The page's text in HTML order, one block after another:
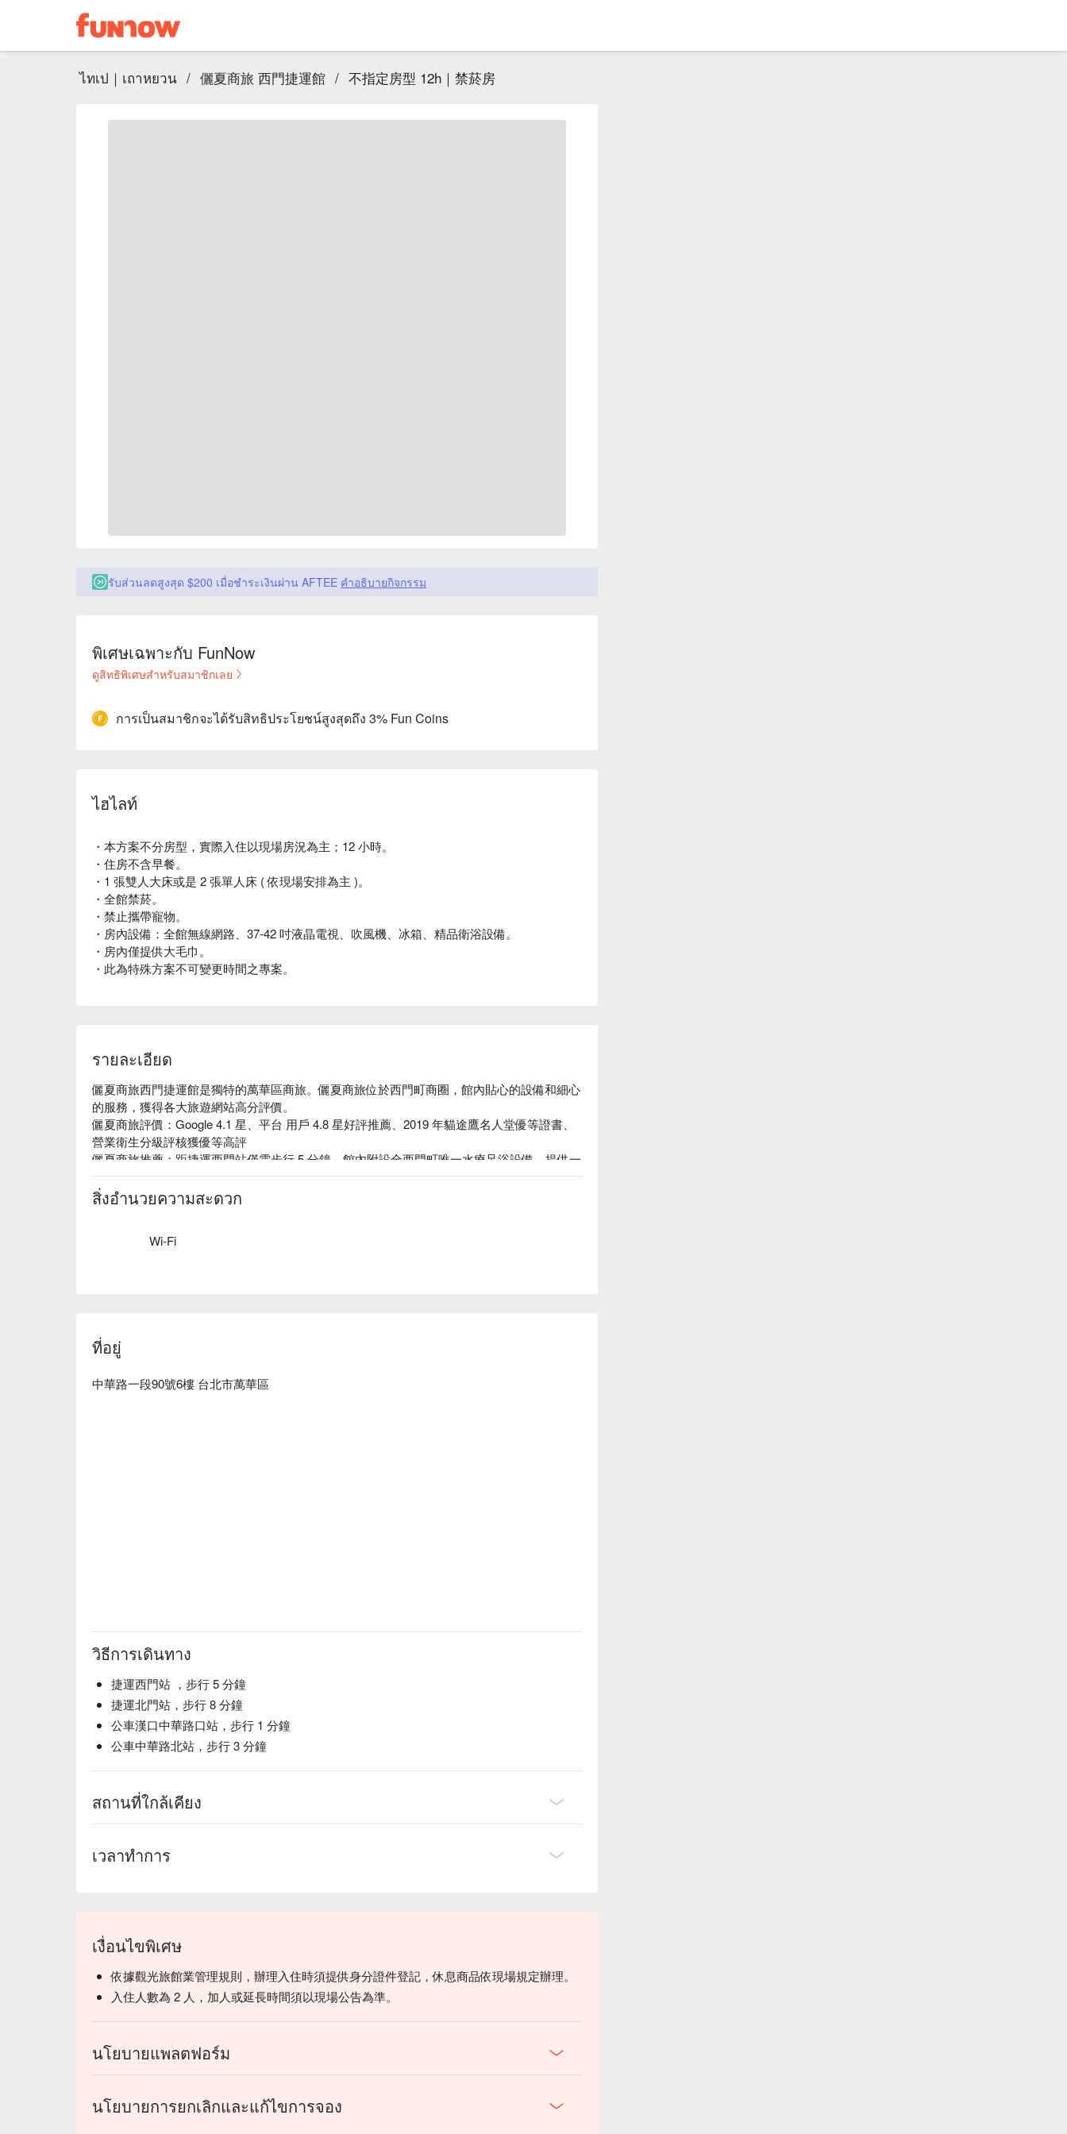
ไทเป｜เถาหยวน / 儷夏商旅 西門捷運館 / 不指定房型 12h｜禁菸房
รับส่วนลดสูงสุด $200 เมื่อชำระเงินผ่าน AFTEE คำอธิบายกิจกรรม
พิเศษเฉพาะกับ FunNow
ดูสิทธิพิเศษสำหรับสมาชิกเลย
การเป็นสมาชิกจะได้รับสิทธิประโยชน์สูงสุดถึง 3% Fun Coins
ไฮไลท์
・本方案不分房型，實際入住以現場房況為主；12 小時。
・住房不含早餐。
・1 張雙人大床或是 2 張單人床 ( 依現場安排為主 )。
・全館禁菸。
・禁止攜帶寵物。
・房內設備：全館無線網路、37-42 吋液晶電視、吹風機、冰箱、精品衛浴設備。
・房內僅提供大毛巾。
・此為特殊方案不可變更時間之專案。
รายละเอียด
儷夏商旅西門捷運館是獨特的萬華區商旅。儷夏商旅位於西門町商圈，館內貼心的設備和細心
的服務，獲得各大旅遊網站高分評價。
儷夏商旅評價：Google 4.1 星、平台 用戶 4.8 星好評推薦、2019 年貓途鷹名人堂優等證書、
營業衛生分級評核獲優等高評
儷夏商旅推薦：距捷運西門站僅需步行 5 分鐘。館內附設全西門町唯一水療足浴設備，提供一
整天疲勞後的放鬆，房型選擇多樣，且設有獨家「雙床雙衛浴房型」，適合帶有年長者與兒童
同行之旅客。
สิ่งอำนวยความสะดวก
Wi-Fi
ที่อยู่
中華路一段90號6樓 台北市萬華區
วิธีการเดินทาง
捷運西門站 ，步行 5 分鐘
捷運北門站，步行 8 分鐘
公車漢口中華路口站，步行 1 分鐘
公車中華路北站，步行 3 分鐘
สถานที่ใกล้เคียง
เวลาทำการ
เงื่อนไขพิเศษ
依據觀光旅館業管理規則，辦理入住時須提供身分證件登記，休息商品依現場規定辦理。
入住人數為 2 人，加人或延長時間須以現場公告為準。
นโยบายแพลตฟอร์ม
นโยบายการยกเลิกและแก้ไขการจอง